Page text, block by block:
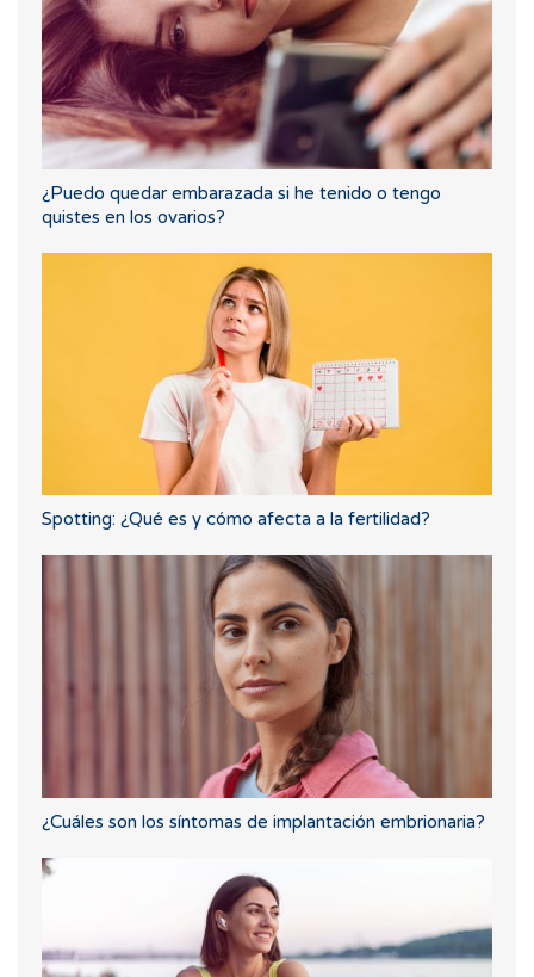
¿Puedo quedar embarazada si he tenido o tengo
quistes en los ovarios?
Spotting: ¿Qué es y cómo afecta a la fertilidad?
¿Cuáles son los síntomas de implantación embrionaria?